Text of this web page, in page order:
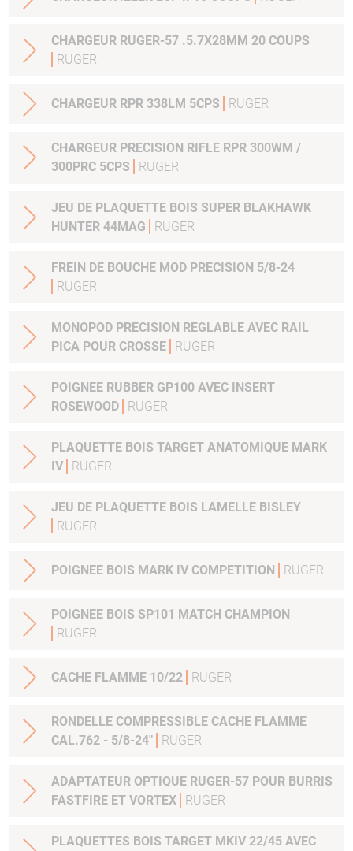
CHARGEUR RUGER-57 .5.7X28MM 20 COUPS
RUGER
CHARGEUR RPR 338LM 5CPS RUGER
CHARGEUR PRECISION RIFLE RPR 300WM /
300PRC 5CPS
RUGER
JEU DE PLAQUETTE BOIS SUPER BLAKHAWK
HUNTER 44MAG
RUGER
FREIN DE BOUCHE MOD PRECISION 5/8-24
RUGER
MONOPOD PRECISION REGLABLE AVEC RAIL
PICA POUR CROSSE
RUGER
POIGNEE RUBBER GP100 AVEC INSERT
ROSEWOOD
RUGER
PLAQUETTE BOIS TARGET ANATOMIQUE MARK
IV
RUGER
JEU DE PLAQUETTE BOIS LAMELLE BISLEY
RUGER
POIGNEE BOIS MARK IV COMPETITION RUGER
POIGNEE BOIS SP101 MATCH CHAMPION
RUGER
CACHE FLAMME 10/22 RUGER
RONDELLE COMPRESSIBLE CACHE FLAMME
CAL.762 - 5/8-24"
RUGER
ADAPTATEUR OPTIQUE RUGER-57 POUR BURRIS
FASTFIRE ET VORTEX
RUGER
PLAQUETTES BOIS TARGET MKIV 22/45 AVEC